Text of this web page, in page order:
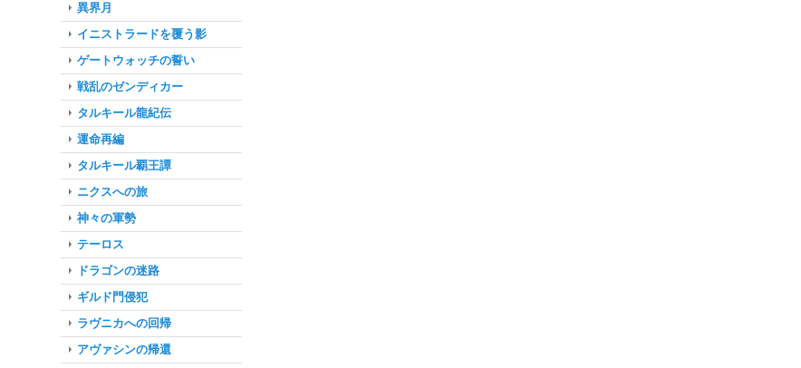
異界月
イニストラードを覆う影
ゲートウォッチの誓い
戦乱のゼンディカー
タルキール龍紀伝
運命再編
タルキール覇王譚
ニクスへの旅
神々の軍勢
テーロス
ドラゴンの迷路
ギルド門侵犯
ラヴニカへの回帰
アヴァシンの帰還